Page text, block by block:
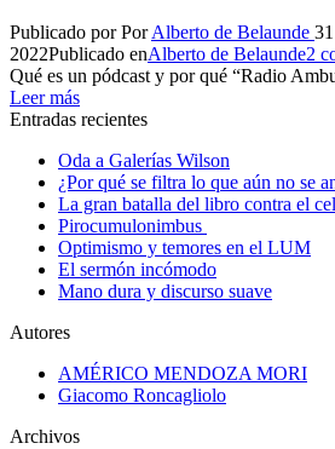
Publicado por PorAlberto de Belaunde
2022Publicado enAlberto de Belaunde2
Qué es un pódcast y por qué “Radio
Leer más
Entradas recientes
Oda a Galerías Wilson
¿Por qué se filtra lo que aún no se
La gran batalla del libro contra el
Pirocumulonimbus
Optimismo y temores en el LUM
El sermón incómodo
Mano dura y discurso suave
Autores
AMÉRICO MENDOZA MORI
Giacomo Roncagliolo
Archivos